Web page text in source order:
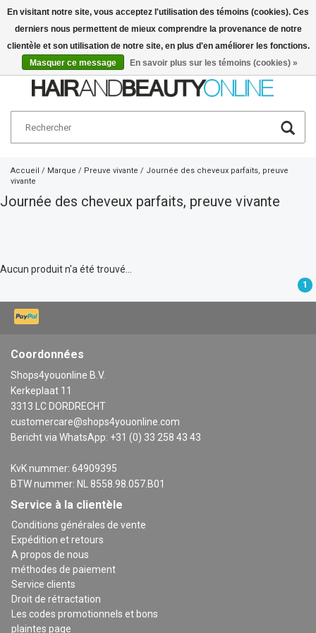
Français
Accueil / Marque / Preuve vivante / Journée des cheveux parfaits, preuve
vivante
Journée des cheveux parfaits, preuve vivante
Aucun produit n'a été trouvé...
1
Coordonnées
Shops4youonline B.V.
Kerkeplaat 11
3313 LC DORDRECHT
customercare@shops4youonline.com
Bericht via WhatsApp: +31 (0) 33 258 43 43
KvK nummer: 64909395
BTW nummer: NL 8558.98.057.B01
Service à la clientèle
Conditions générales de vente
Expédition et retours
A propos de nous
méthodes de paiement
Service clients
Droit de rétractation
Les codes promotionnels et bons
plaintes page
En visitant notre site, vous acceptez l'utilisation des témoins (cookies). Ces
derniers nous permettent de mieux comprendre la provenance de notre
clientèle et son utilisation de notre site, en plus d'en améliorer les fonctions.
Masquer ce message
En savoir plus sur les témoins (cookies) »